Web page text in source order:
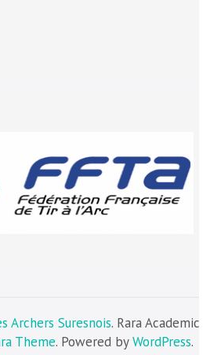
Archers Suresnois. Rara Academic |
Theme. Powered byWordPress.